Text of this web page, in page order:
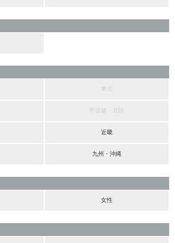
東北
甲信越・北陸
近畿
九州・沖縄
女性